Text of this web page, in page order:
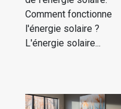
Comment fonctionne
l'énergie solaire ?
L'énergie solaire...